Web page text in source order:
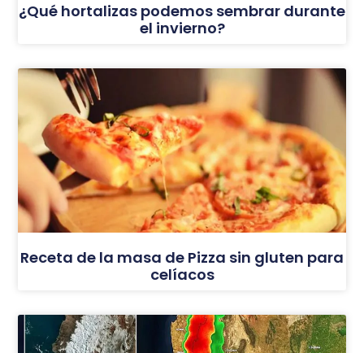
¿Qué hortalizas podemos sembrar durante
el invierno?
Receta de la masa de Pizza sin gluten para
celíacos